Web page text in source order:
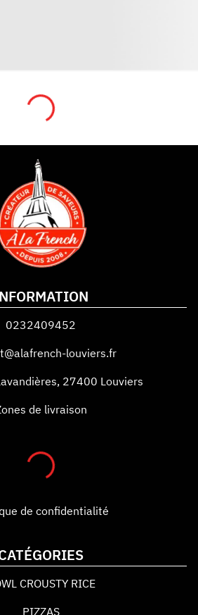
0232409452
louviers.fr
, 27400 Louviers
de livraison
de confidentialité
CROUSTY RICE
PIZZAS